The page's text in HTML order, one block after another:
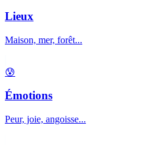
Lieux
Maison, mer, forêt...
😰
Émotions
Peur, joie, angoisse...